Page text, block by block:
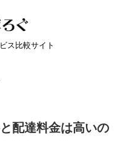
ス比較サイト
配達料金は高いの